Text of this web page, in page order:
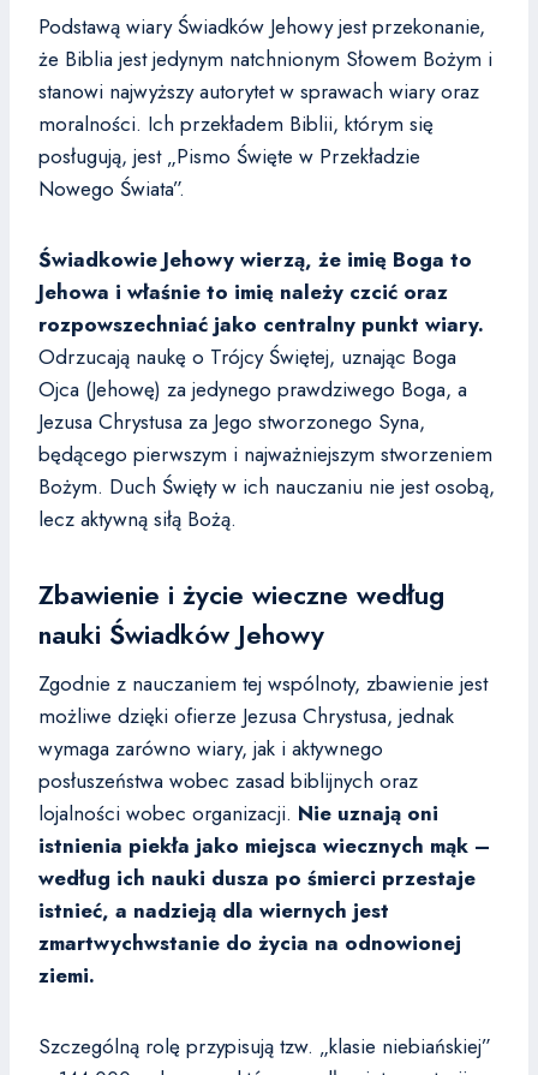
Podstawą wiary Świadków Jehowy jest przekonanie,
że Biblia jest jedynym natchnionym Słowem Bożym i
stanowi najwyższy autorytet w sprawach wiary oraz
moralności. Ich przekładem Biblii, którym się
posługują, jest „Pismo Święte w Przekładzie
Nowego Świata”.
Świadkowie Jehowy wierzą, że imię Boga to
Jehowa i właśnie to imię należy czcić oraz
rozpowszechniać jako centralny punkt wiary.
Odrzucają naukę o Trójcy Świętej, uznając Boga
Ojca (Jehowę) za jedynego prawdziwego Boga, a
Jezusa Chrystusa za Jego stworzonego Syna,
będącego pierwszym i najważniejszym stworzeniem
Bożym. Duch Święty w ich nauczaniu nie jest osobą,
lecz aktywną siłą Bożą.
Zbawienie i życie wieczne według
nauki Świadków Jehowy
Zgodnie z nauczaniem tej wspólnoty, zbawienie jest
możliwe dzięki ofierze Jezusa Chrystusa, jednak
wymaga zarówno wiary, jak i aktywnego
posłuszeństwa wobec zasad biblijnych oraz
lojalności wobec organizacji. Nie uznają oni
istnienia piekła jako miejsca wiecznych mąk –
według ich nauki dusza po śmierci przestaje
istnieć, a nadzieją dla wiernych jest
zmartwychwstanie do życia na odnowionej
ziemi.
Szczególną rolę przypisują tzw. „klasie niebiańskiej”